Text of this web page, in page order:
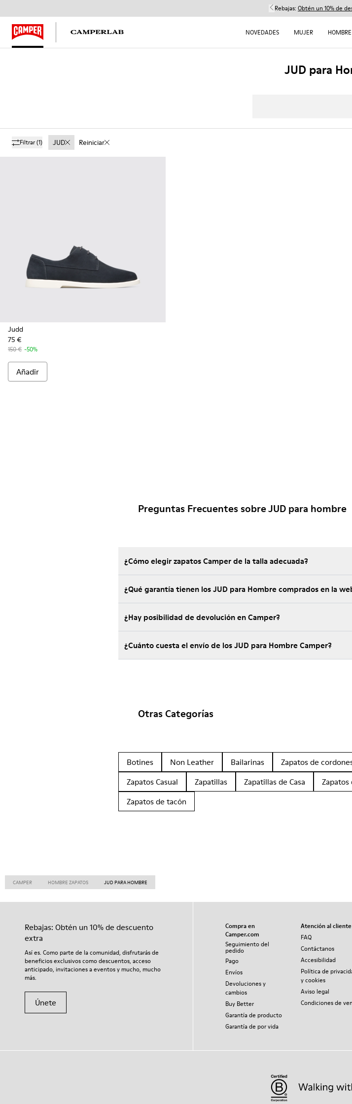
Rebajas: Obtén un 10% de
NOVEDADES MUJER HOMBRE
JUD para
Filtrar(1) JUD Reiniciar
Judd
75 €
150 € -50%
Añadir
Preguntas Frecuentes sobre JUD para hombre
¿Cómo elegir zapatos Camper de la talla adecuada?
¿Qué garantía tienen los JUD para Hombre comprados en la
¿Hay posibilidad de devolución en Camper?
¿Cuánto cuesta el envío de los JUD para Hombre Camper?
Otras Categorías
Botines Non Leather Bailarinas Zapatos de
Zapatos Casual
Zapatillas Zapatillas de Casa
Zapatos de tacón
CAMPER HOMBRE ZAPATOS JUD PARA HOMBRE
Rebajas: Obtén un 10% de descuento
extra
Así es. Como parte de la comunidad, disfrutarás de
beneficios exclusivos como descuentos, acceso
anticipado, invitaciones a eventos y mucho, mucho
más.
Únete
Compra en
Camper.com
Seguimiento del
pedido
Pago
Envíos
Devoluciones y
cambios
Buy Better
Garantía de producto
Garantía de por vida
Atención al cliente
FAQ
Contáctanos
Accesibilidad
Política de
y cookies
Aviso legal
Condiciones de